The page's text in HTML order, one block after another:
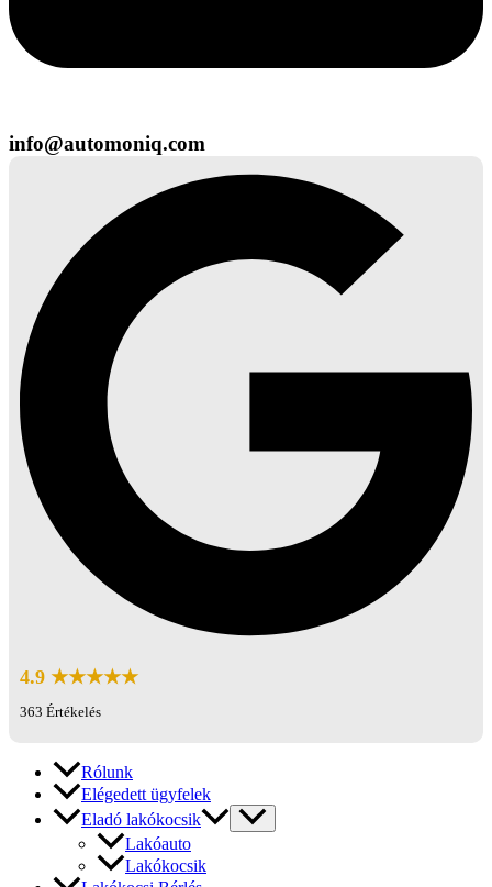
info@automoniq.com
4.9 ★★★★★
363 Értékelés
Rólunk
Elégedett ügyfelek
Eladó lakókocsik
Lakóauto
Lakókocsik